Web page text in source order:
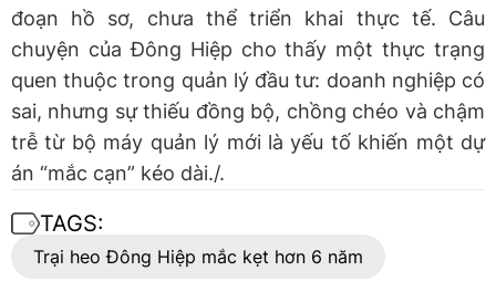
đoạn hồ sơ, chưa thể triển khai thực tế. Câu
chuyện của Đông Hiệp cho thấy một thực trạng
quen thuộc trong quản lý đầu tư: doanh nghiệp có
sai, nhưng sự thiếu đồng bộ, chồng chéo và chậm
trễ từ bộ máy quản lý mới là yếu tố khiến một dự
án “mắc cạn” kéo dài./.
TAGS:
Trại heo Đông Hiệp mắc kẹt hơn 6 năm